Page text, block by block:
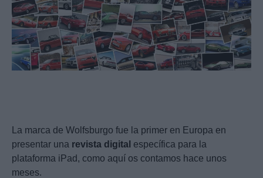
La marca de Wolfsburgo fue la primer en Europa en
presentar una revista digital específica para la
plataforma iPad, como aquí os contamos hace unos
meses.